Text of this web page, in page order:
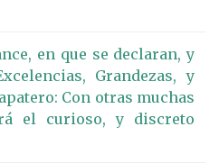
en que se declaran, y
Grandezas, y
Con otras muchas
el curioso, y discreto